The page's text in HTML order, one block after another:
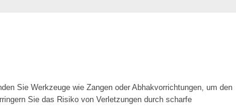
Sie Werkzeuge wie Zangen oder Abhakvorrichtungen, um den
Sie das Risiko von Verletzungen durch scharfe